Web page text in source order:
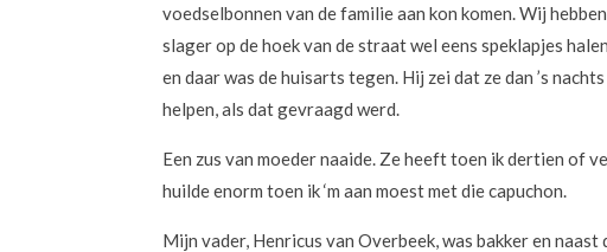
voedselbonnen van de familie aan kon komen. Wij
slager op de hoek van de straat wel eens speklapjes
en daar was de huisarts tegen. Hij zei dat ze dan ’s
helpen, als dat gevraagd werd.
Een zus van moeder naaide. Ze heeft toen ik dertien of
huilde enorm toen ik ‘m aan moest met die capuchon.
Mijn vader, Henricus van Overbeek, was bakker en